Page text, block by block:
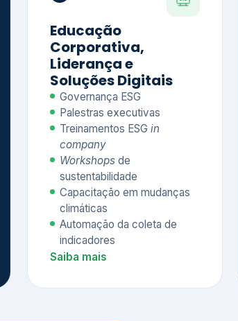
Educação
Corporativa,
Liderança e
Soluções Digitais
Governança ESG
Palestras executivas
Treinamentos ESG in
company
Workshops de
sustentabilidade
Capacitação em mudanças
climáticas
Automação da coleta de
indicadores
Saiba mais